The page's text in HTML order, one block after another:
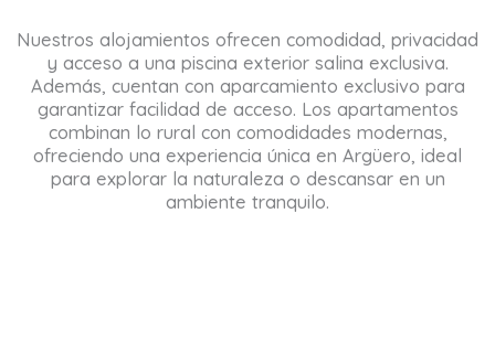
Nuestros alojamientos ofrecen comodidad, privacidad
y acceso a una piscina exterior salina exclusiva.
Además, cuentan con aparcamiento exclusivo para
garantizar facilidad de acceso. Los apartamentos
combinan lo rural con comodidades modernas,
ofreciendo una experiencia única en Argüero, ideal
para explorar la naturaleza o descansar en un
ambiente tranquilo.